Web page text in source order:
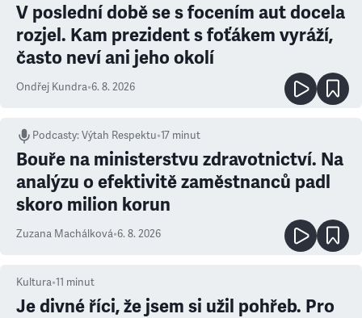
V poslední době se s focením aut docela
rozjel. Kam prezident s foťákem vyráží,
často neví ani jeho okolí
Ondřej Kundra•6. 8. 2026
Podcasty:Výtah Respektu•17 minut
Bouře na ministerstvu zdravotnictví. Na
analýzu o efektivitě zaměstnanců padl
skoro milion korun
Zuzana Machálková•6. 8. 2026
Kultura•11 minut
Je divné říci, že jsem si užil pohřeb. Pro